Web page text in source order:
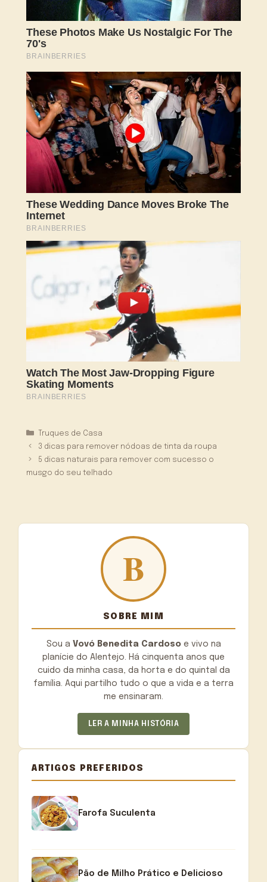
Categorias
Truques de Casa
3 dicas para remover nódoas de tinta da roupa
5 dicas naturais para remover com sucesso o
musgo do seu telhado
SOBRE MIM
Sou a Vovó Benedita Cardosoe vivo na
planície do Alentejo. Há cinquenta anos que
cuido da minha casa, da horta e do quintal da
família. Aqui partilho tudo o que a vida e a terra
me ensinaram.
LER A MINHA HISTÓRIA
ARTIGOS PREFERIDOS
Farofa Suculenta
Pão de Milho Prático e Delicioso